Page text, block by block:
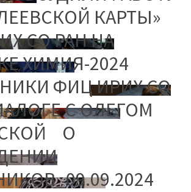
КАРТЫ»
СО РАН НА
ХИМИЯ-2024
ФИЦ ИРИХ СО
С ОЛЕГОМ
О